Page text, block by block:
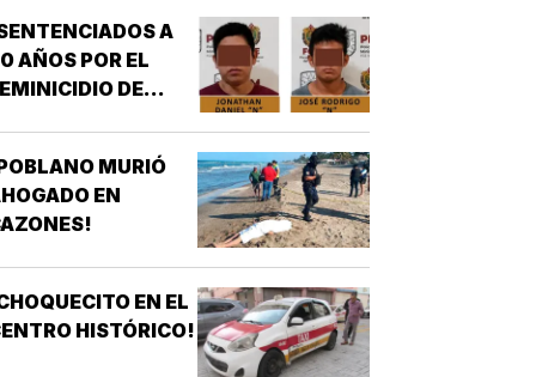
A
AÑOS POR EL
DE
MURIÓ
EN
EN EL
HISTÓRICO!